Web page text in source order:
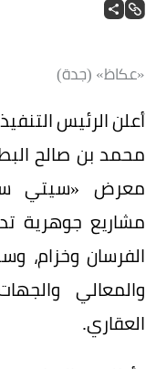
«عكاظ» (جدة)
محمد بن صالح
معرض «سيتي
مشاريع جوهرية
الفرسان
والمعالي
العقاري.